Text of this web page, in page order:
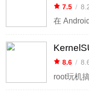
7.5 /
8.6 /
root玩机